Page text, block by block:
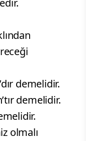
demelidir.
demelidir.
olmalı